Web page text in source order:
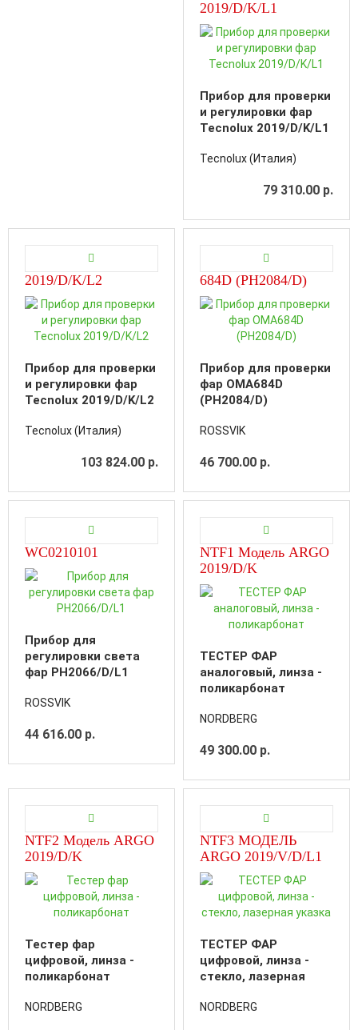
2019/D/K/L1
Прибор для проверки
и регулировки фар
Tecnolux 2019/D/K/L1
Tecnolux (Италия)
79 310.00 р.
2019/D/K/L2
Прибор для проверки
и регулировки фар
Tecnolux 2019/D/K/L2
Tecnolux (Италия)
103 824.00 р.
684D (PH2084/D)
Прибор для проверки
фар OMA684D
(PH2084/D)
ROSSVIK
46 700.00 р.
WC0210101
Прибор для
регулировки света
фар PH2066/D/L1
ROSSVIK
44 616.00 р.
NTF1 Модель ARGO
2019/D/K
ТЕСТЕР ФАР
аналоговый, линза -
поликарбонат
NORDBERG
49 300.00 р.
NTF2 Модель ARGO
2019/D/K
Тестер фар
цифровой, линза -
поликарбонат
NORDBERG
NTF3 МОДЕЛЬ
ARGO 2019/V/D/L1
ТЕСТЕР ФАР
цифровой, линза -
стекло, лазерная
NORDBERG